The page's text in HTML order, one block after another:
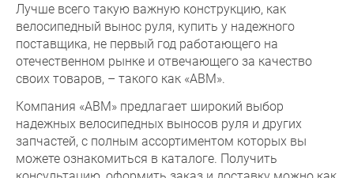
Лучше всего такую важную конструкцию, как
велосипедный вынос руля, купить у надежного
поставщика, не первый год работающего на
отечественном рынке и отвечающего за качество
своих товаров, – такого как «АВМ».
Компания «АВМ» предлагает широкий выбор
надежных велосипедных выносов руля и других
запчастей, с полным ассортиментом которых вы
можете ознакомиться в каталоге. Получить